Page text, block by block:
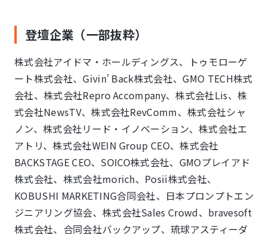
登壇企業（一部抜粋）
株式会社アイドマ・ホールディングス、トゥモローゲ
ート株式会社、Givin’ Back株式会社、GMO TECH株式
会社、株式会社Repro Accompany、株式会社Lis、株
式会社NewsTV、株式会社RevComm、株式会社シャ
ノン、株式会社リード・イノベーション、株式会社エ
アトリ、株式会社WEIN Group CEO、株式会社
BACKSTAGE CEO、SOICO株式会社、GMOプレイアド
株式会社、株式会社morich、Posii株式会社、
KOBUSHI MARKETING合同会社、日本プロンプトエン
ジニアリング協会、株式会社Sales Crowd、bravesoft
株式会社、合同会社バックアップ、琉球アスティーダ